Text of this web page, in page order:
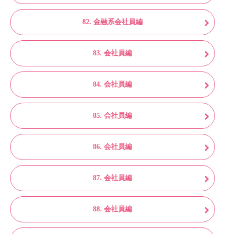
82. 金融系会社員編
83. 会社員編
84. 会社員編
85. 会社員編
86. 会社員編
87. 会社員編
88. 会社員編